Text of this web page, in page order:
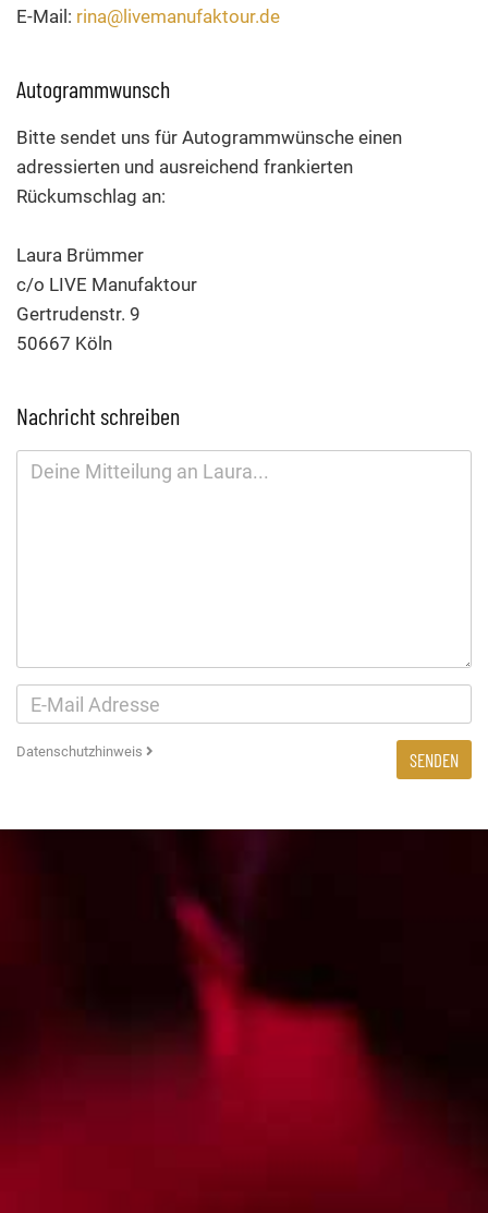
E-Mail: rina@livemanufaktour.de
Autogrammwunsch
Bitte sendet uns für Autogrammwünsche einen
adressierten und ausreichend frankierten
Rückumschlag an:
Laura Brümmer
c/o LIVE Manufaktour
Gertrudenstr. 9
50667 Köln
Nachricht schreiben
Datenschutzhinweis SENDEN